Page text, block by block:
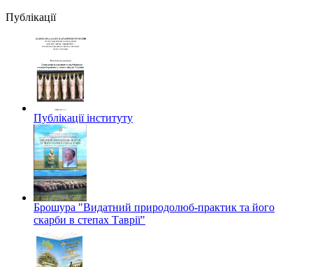
Публікації
Публікації інституту
Брошура "Видатний природолюб-практик та його
скарби в степах Таврії"